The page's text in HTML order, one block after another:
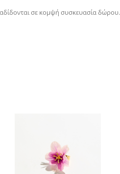
σε κομψή συσκευασία δώρου.